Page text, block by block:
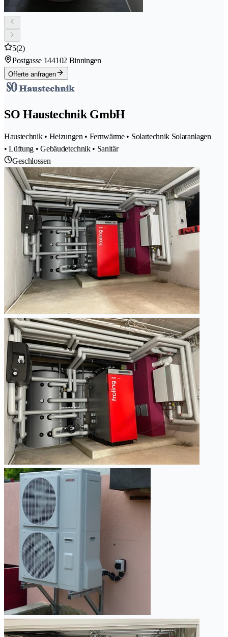
5(2)
Postgasse 144102 Binningen
Offerte anfragen
SO Haustechnik GmbH
Haustechnik • Heizungen • Fernwärme • Solartechnik Solaranlagen
• Lüftung • Gebäudetechnik • Sanitär
Geschlossen